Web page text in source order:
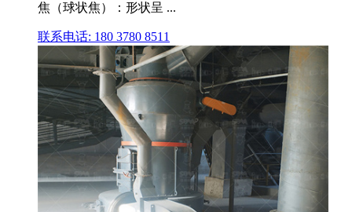
焦（球状焦）：形状呈 ...
联系电话: 180 3780 8511